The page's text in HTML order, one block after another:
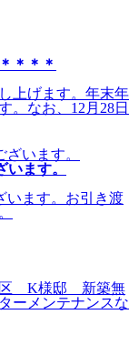
＊＊＊
上げます。年末年
。なお、12月28日
ます。
います。お引き渡
区 K様邸 新築無
ーメンテナンスな